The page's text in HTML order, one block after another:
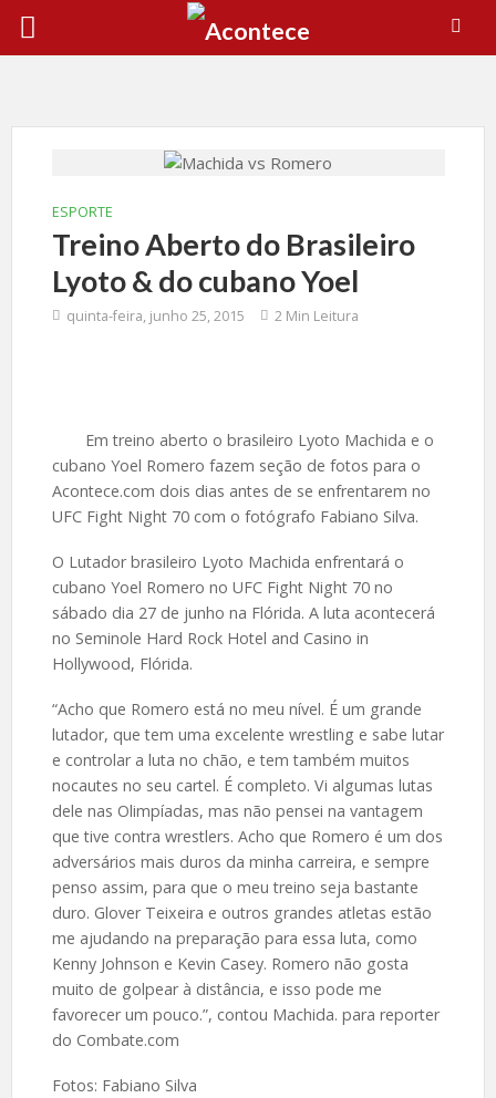
ESPORTE
Treino Aberto do Brasileiro
Lyoto & do cubano Yoel
quinta-feira, junho 25, 2015 2 Min Leitura
Em treino aberto o brasileiro Lyoto Machida e o
cubano Yoel Romero fazem seção de fotos para o
Acontece.com dois dias antes de se enfrentarem no
UFC Fight Night 70 com o fotógrafo Fabiano Silva.
O Lutador brasileiro Lyoto Machida enfrentará o
cubano Yoel Romero no UFC Fight Night 70 no
sábado dia 27 de junho na Flórida. A luta acontecerá
no Seminole Hard Rock Hotel and Casino in
Hollywood, Flórida.
“Acho que Romero está no meu nível. É um grande
lutador, que tem uma excelente wrestling e sabe lutar
e controlar a luta no chão, e tem também muitos
nocautes no seu cartel. É completo. Vi algumas lutas
dele nas Olimpíadas, mas não pensei na vantagem
que tive contra wrestlers. Acho que Romero é um dos
adversários mais duros da minha carreira, e sempre
penso assim, para que o meu treino seja bastante
duro. Glover Teixeira e outros grandes atletas estão
me ajudando na preparação para essa luta, como
Kenny Johnson e Kevin Casey. Romero não gosta
muito de golpear à distância, e isso pode me
favorecer um pouco.”, contou Machida. para reporter
do Combate.com
Fotos: Fabiano Silva